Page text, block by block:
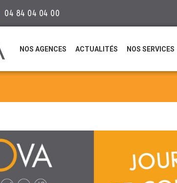
04 84 04 04 00
NOS AGENCES ACTUALITÉS NOS SERVICES